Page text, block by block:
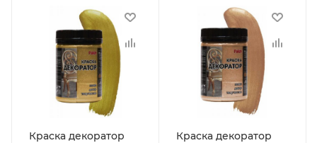
Краска декоратор
Краска декоратор